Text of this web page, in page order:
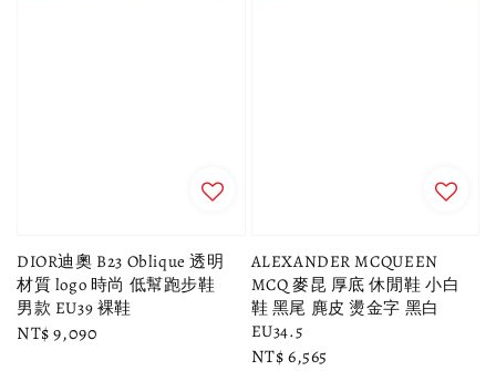
DIOR迪奧 B23 Oblique 透明
材質 logo 時尚 低幫跑步鞋
男款 EU39 裸鞋
Regular
NT$ 9,090
ALEXANDER MCQUEEN
MCQ 麥昆 厚底 休閒鞋 小白
鞋 黑尾 麂皮 燙金字 黑白
EU34.5
Regular
NT$ 6,565